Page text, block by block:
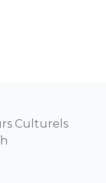
Culturels